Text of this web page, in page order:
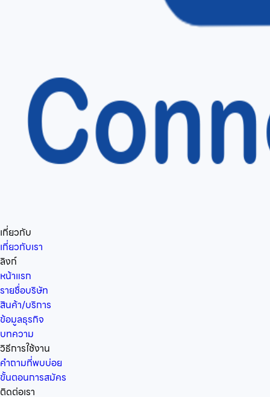
เกี่ยวกับ
เกี่ยวกับเรา
ลิงก์
หน้าแรก
รายชื่อบริษัท
สินค้า/บริการ
ข้อมูลธุรกิจ
บทความ
วิธีการใช้งาน
คำถามที่พบบ่อย
ขั้นตอนการสมัคร
ติดต่อเรา